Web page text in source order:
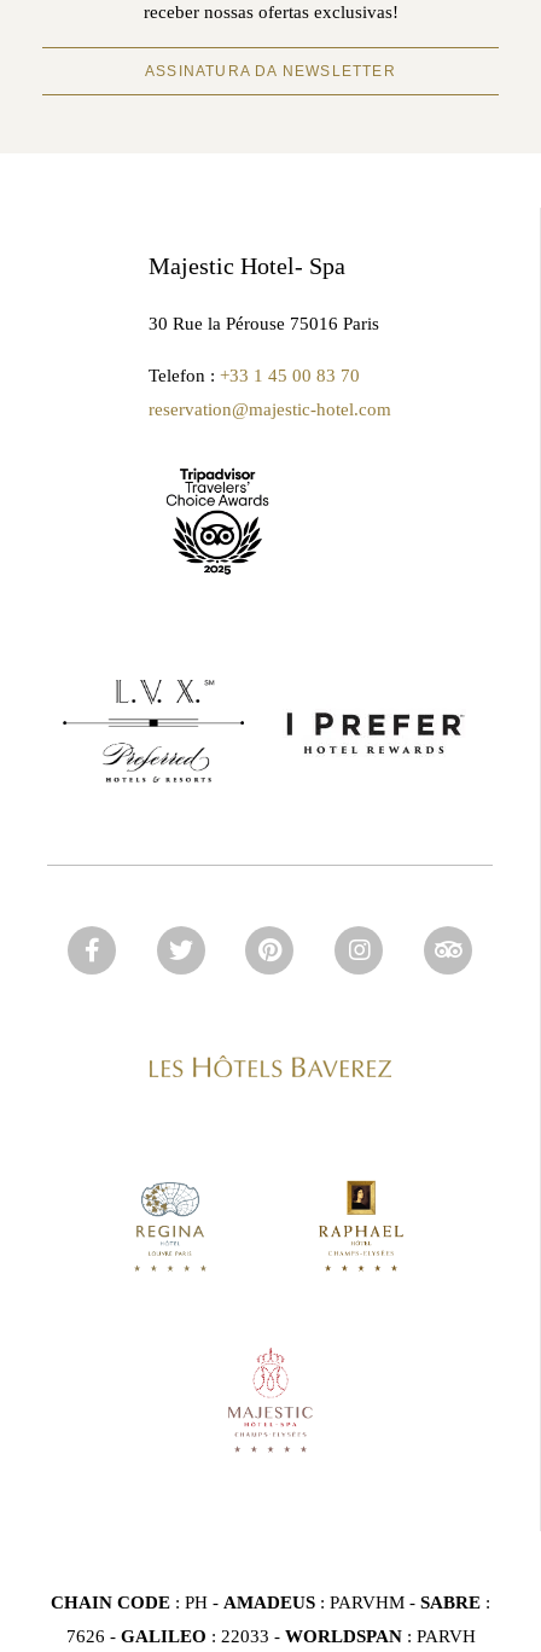
receber nossas ofertas exclusivas!
ASSINATURA DA NEWSLETTER
Majestic Hotel- Spa
30 Rue la Pérouse 75016 Paris
Telefon : +33 1 45 00 83 70
reservation@majestic-hotel.com
CHAIN CODE : PH - AMADEUS : PARVHM - SABRE :
7626 - GALILEO : 22033 - WORLDSPAN : PARVH